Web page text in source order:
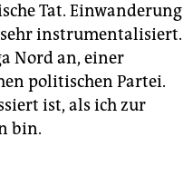
Tat. Einwanderung
instrumentalisiert.
Nord an, einer
politischen Partei.
ist, als ich zur
bin.